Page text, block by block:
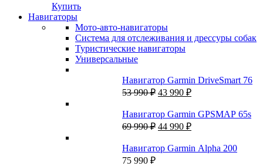
Купить
Навигаторы
Мото-авто-навигаторы
Система для отслеживания и дрессуры собак
Туристические навигаторы
Универсальные
Навигатор Garmin DriveSmart 76
53 990₽ Первоначальная
составляла
53
990 ₽.
43 990 ₽Текущая
43
990 ₽.
Навигатор Garmin GPSMAP 65s
69 990₽ Первоначальная
составляла
69
44 990 ₽Текущая
44
Навигатор Garmin Alpha 200
75 990 ₽